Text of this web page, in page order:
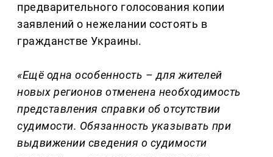
предварительного голосования копии
заявлений о нежелании состоять в
гражданстве Украины.
«Ещё одна особенность – для жителей
новых регионов отменена необходимость
представления справки об отсутствии
судимости. Обязанность указывать при
выдвижении сведения о судимости